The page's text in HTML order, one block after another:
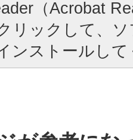
（Acrobat
リックして、
ンストールし